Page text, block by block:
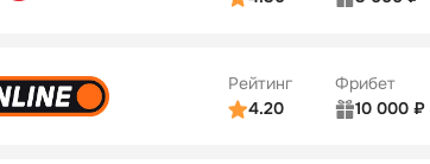
4/5
Рейтинг
4.20
Фрибет
10 000 ₽